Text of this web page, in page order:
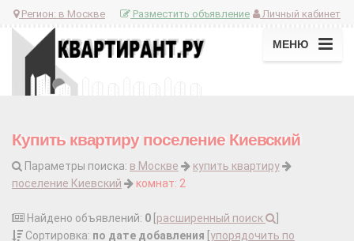
Регион: в Москве Личный кабинет
Разместить объявление
МЕНЮ
Купить квартиру поселение Киевский
Параметры поиска: в Москве
купить квартиру
поселение Киевский
комнат: 2
Найдено объявлений: 0 расширенный поиск
Сортировка: по дате добавления упорядочить по